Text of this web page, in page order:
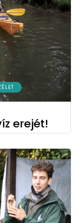
erejét!